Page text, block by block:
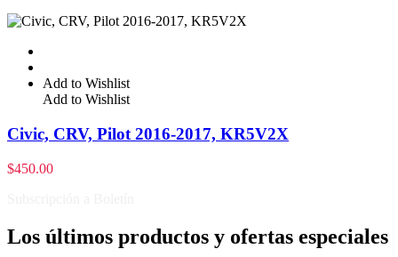
Add to Wishlist
Add to Wishlist
Civic, CRV, Pilot 2016-2017, KR5V2X
$450.00
Los últimos productos y ofertas especiales